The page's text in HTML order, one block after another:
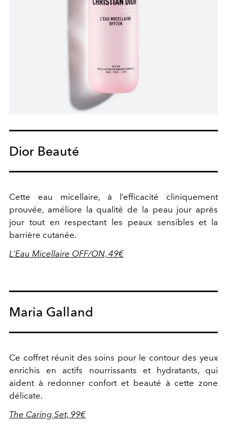
Dior Beauté
Cette eau micellaire, à l’efficacité cliniquement
prouvée, améliore la qualité de la peau jour après
jour tout en respectant les peaux sensibles et la
barrière cutanée.
L’Eau Micellaire OFF/ON, 49€
Maria Galland
Ce coffret réunit des soins pour le contour des yeux
enrichis en actifs nourrissants et hydratants, qui
aident à redonner confort et beauté à cette zone
délicate.
The Caring Set, 99€